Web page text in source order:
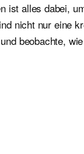
alles dabei,
nicht nur eine
beobachte,